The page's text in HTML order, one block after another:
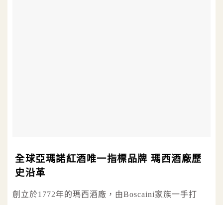
全球亞瑪諾紅酒唯一指標品牌 瑪西酒廠歷
史沿革
創立於1772年的瑪西酒廠，由Boscaini家族一手打